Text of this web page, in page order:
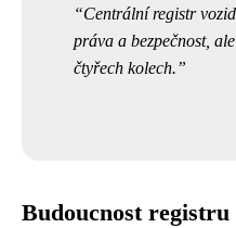
Centrální registr
práva a bezpečnost,
čtyřech kolech.
Budoucnost registru